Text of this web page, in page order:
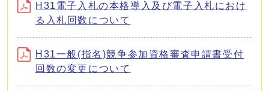
H31電子入札の本格導入及び電子入札におけ
る入札回数について
H31一般(指名)競争参加資格審査申請書受付
回数の変更について